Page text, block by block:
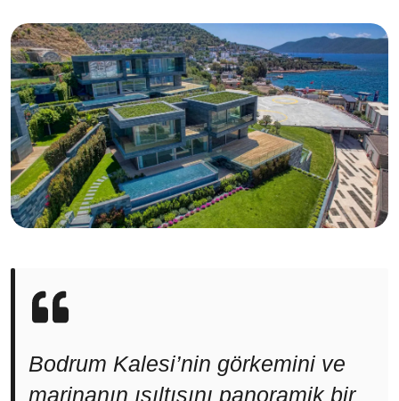
Bodrum Kalesi’nin görkemini ve
marinanın ışıltısını panoramik bir